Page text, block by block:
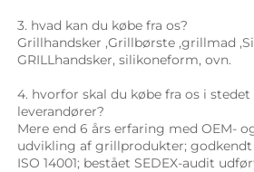
3. hvad kan du købe fra os?
Grillhandsker ,Grillbørste ,grillmad
GRILLhandsker, silikoneform, ovn.
4. hvorfor skal du købe fra os i
leverandører?
Mere end 6 års erfaring med OEM-
udvikling af grillprodukter; godkendt
ISO 14001; bestået SEDEX-audit